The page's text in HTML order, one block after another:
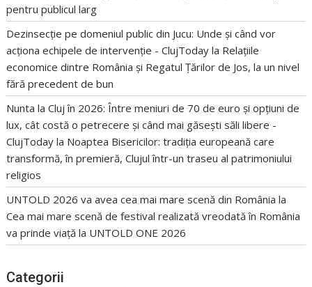
pentru publicul larg
Dezinsecție pe domeniul public din Jucu: Unde și când vor
acționa echipele de intervenție - ClujToday la Relațiile
economice dintre România și Regatul Țărilor de Jos, la un nivel
fără precedent de bun
Nunta la Cluj în 2026: Între meniuri de 70 de euro și opțiuni de
lux, cât costă o petrecere și când mai găsești săli libere -
ClujToday la Noaptea Bisericilor: tradiția europeană care
transformă, în premieră, Clujul într-un traseu al patrimoniului
religios
UNTOLD 2026 va avea cea mai mare scenă din România la
Cea mai mare scenă de festival realizată vreodată în România
va prinde viață la UNTOLD ONE 2026
Categorii